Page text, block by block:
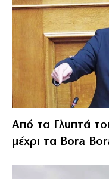
Από τα Γλυπτά
μέχρι τα Bora